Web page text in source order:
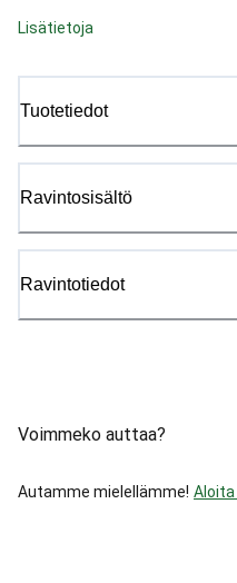
Lisätietoja
Tuotetiedot
Ravintosisältö
Ravintotiedot
Voimmeko auttaa?
Autamme mielellämme! Aloita